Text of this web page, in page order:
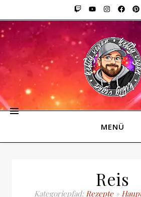
MENÜ
Reis
Kategoriepfad:Rezepte»